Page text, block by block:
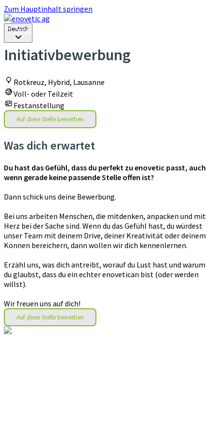
Zum Hauptinhalt springen
Deutsch
Deutsch
Zurück zu allen Stellen
Initiativbewerbung
Rotkreuz, Hybrid, Lausanne
Voll- oder Teilzeit
Festanstellung
Auf diese Stelle bewerben
Was dich erwartet
Du hast das Gefühl, dass du perfekt zu enovetic passt, auch
wenn gerade keine passende Stelle offen ist?
Dann schick uns deine Bewerbung.
Bei uns arbeiten Menschen, die mitdenken, anpacken und mit
Herz bei der Sache sind. Wenn du das Gefühl hast, du würdest
unser Team mit deinem Drive, deiner Kreativität oder deinem
Können bereichern, dann wollen wir dich kennenlernen.
Erzähl uns, was dich antreibt, worauf du Lust hast und warum
du glaubst, dass du ein echter enovetican bist (oder werden
willst).
Wir freuen uns auf dich!
Auf diese Stelle bewerben